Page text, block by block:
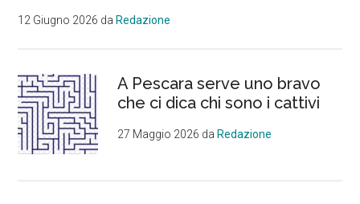
12 Giugno 2026 daRedazione
A Pescara serve uno bravo
che ci dica chi sono i cattivi
27 Maggio 2026 daRedazione